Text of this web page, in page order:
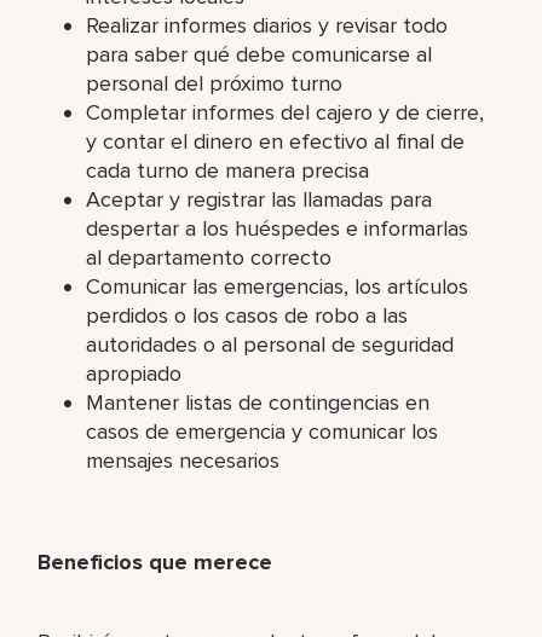
Realizar informes diarios y revisar todo
para saber qué debe comunicarse al
personal del próximo turno
Completar informes del cajero y de cierre,
y contar el dinero en efectivo al final de
cada turno de manera precisa
Aceptar y registrar las llamadas para
despertar a los huéspedes e informarlas
al departamento correcto
Comunicar las emergencias, los artículos
perdidos o los casos de robo a las
autoridades o al personal de seguridad
apropiado
Mantener listas de contingencias en
casos de emergencia y comunicar los
mensajes necesarios
Beneficios que merece